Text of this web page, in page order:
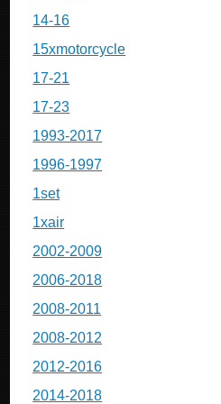
14-16
15xmotorcycle
17-21
17-23
1993-2017
1996-1997
1set
1xair
2002-2009
2006-2018
2008-2011
2008-2012
2012-2016
2014-2018